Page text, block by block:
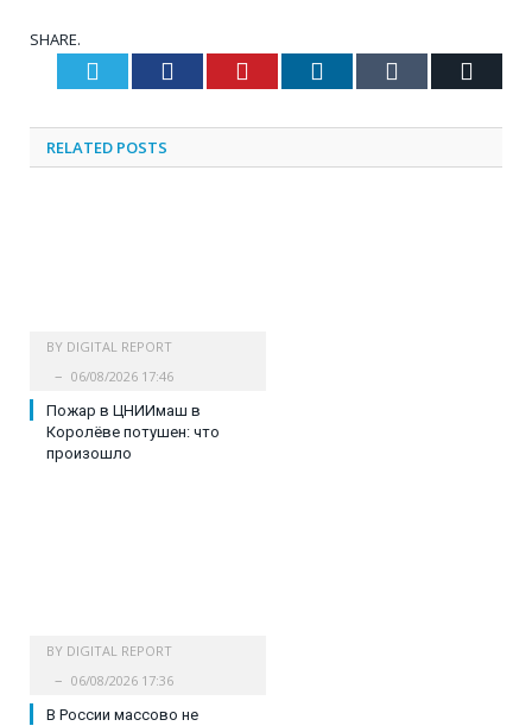
SHARE.
Twitter Facebook Pinterest LinkedIn Tumblr
RELATED POSTS
BY DIGITAL REPORT
06/08/2026 17:46
Пожар в ЦНИИмаш в
Королёве потушен: что
произошло
BY DIGITAL REPORT
06/08/2026 17:36
В России массово не